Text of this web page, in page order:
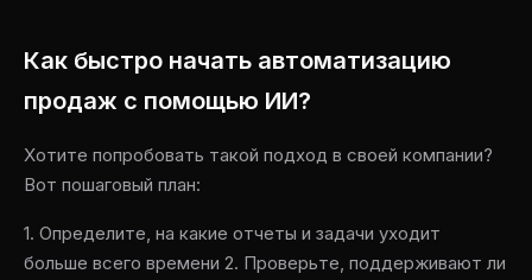
Как быстро начать автоматизацию
продаж с помощью ИИ?
Хотите попробовать такой подход в своей компании?
Вот пошаговый план:
1. Определите, на какие отчеты и задачи уходит
больше всего времени 2. Проверьте, поддерживают ли